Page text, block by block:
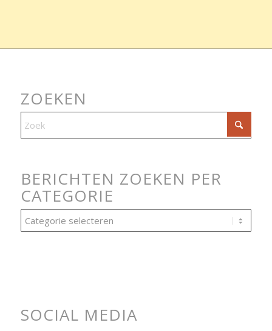
ZOEKEN
BERICHTEN ZOEKEN PER
CATEGORIE
Berichten
zoeken
SOCIAL MEDIA